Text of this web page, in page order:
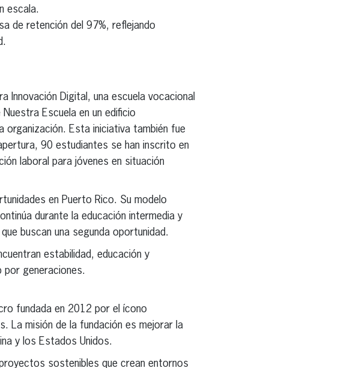
escala.
de retención del 97%, reflejando
Innovación Digital, una escuela vocacional
Escuela en un edificio
organización. Esta iniciativa también fue
90 estudiantes se han inscrito en
laboral para jóvenes en situación
en Puerto Rico. Su modelo
durante la educación intermedia y
buscan una segunda oportunidad.
estabilidad, educación y
por generaciones.
fundada en 2012 por el ícono
La misión de la fundación es mejorar la
y los Estados Unidos.
sostenibles que crean entornos